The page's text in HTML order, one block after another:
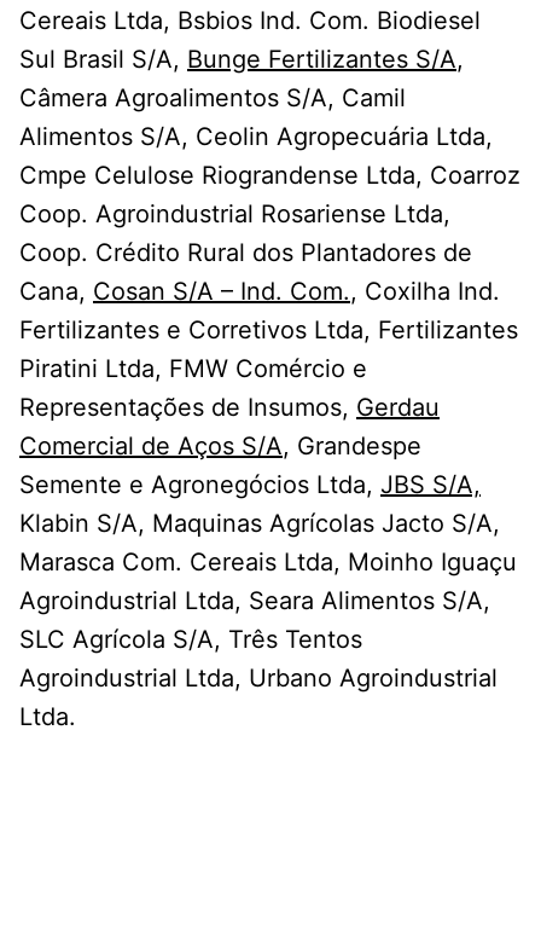
Cereais Ltda, Bsbios Ind. Com. Biodiesel
Sul Brasil S/A, Bunge Fertilizantes S/A,
Câmera Agroalimentos S/A, Camil
Alimentos S/A, Ceolin Agropecuária Ltda,
Cmpe Celulose Riograndense Ltda, Coarroz
Coop. Agroindustrial Rosariense Ltda,
Coop. Crédito Rural dos Plantadores de
Cana, Cosan S/A – Ind. Com., Coxilha Ind.
Fertilizantes e Corretivos Ltda, Fertilizantes
Piratini Ltda, FMW Comércio e
Representações de Insumos, Gerdau
Comercial de Aços S/A, Grandespe
Semente e Agronegócios Ltda, JBS S/A,
Klabin S/A, Maquinas Agrícolas Jacto S/A,
Marasca Com. Cereais Ltda, Moinho Iguaçu
Agroindustrial Ltda, Seara Alimentos S/A,
SLC Agrícola S/A, Três Tentos
Agroindustrial Ltda, Urbano Agroindustrial
Ltda.